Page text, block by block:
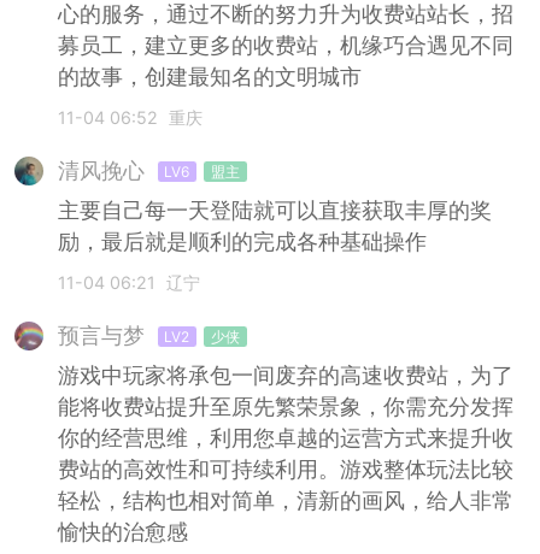
心的服务，通过不断的努力升为收费站站长，招
募员工，建立更多的收费站，机缘巧合遇见不同
的故事，创建最知名的文明城市
11-04 06:52 重庆
清风挽心 LV6 盟主
主要自己每一天登陆就可以直接获取丰厚的奖
励，最后就是顺利的完成各种基础操作
11-04 06:21 辽宁
预言与梦 LV2 少侠
游戏中玩家将承包一间废弃的高速收费站，为了
能将收费站提升至原先繁荣景象，你需充分发挥
你的经营思维，利用您卓越的运营方式来提升收
费站的高效性和可持续利用。游戏整体玩法比较
轻松，结构也相对简单，清新的画风，给人非常
愉快的治愈感